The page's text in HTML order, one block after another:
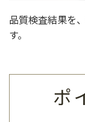
品質検査結果を
す。
ポ